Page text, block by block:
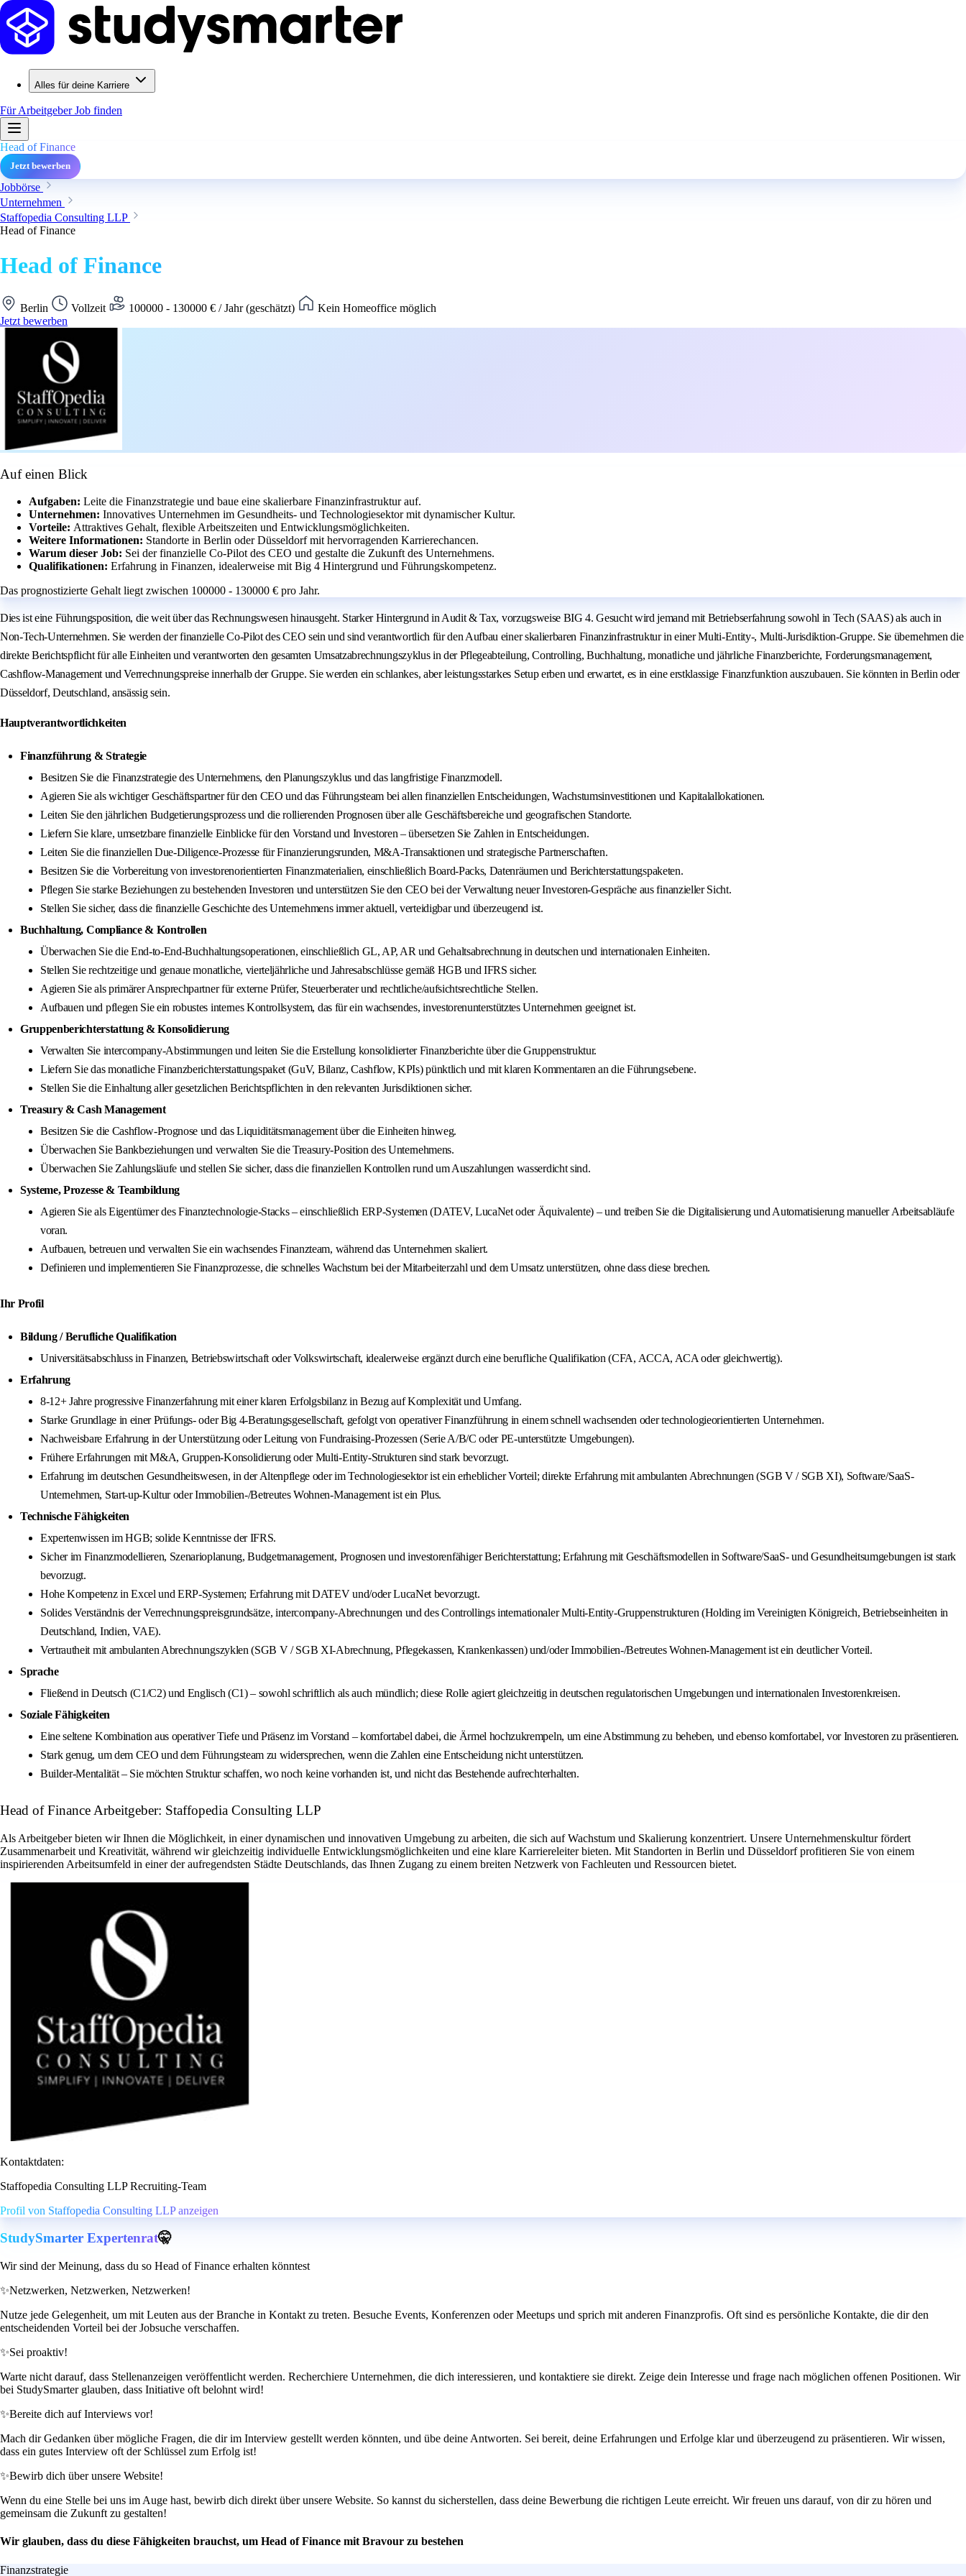
Alles für deine Karriere
Für ArbeitgeberJob finden
Head of Finance
Jetzt bewerben
Jobbörse
Unternehmen
Staffopedia Consulting LLP
Head of Finance
Head of Finance
Berlin Vollzeit 100000 - 130000 € / Jahr (geschätzt)
Kein Homeoffice möglich
Jetzt bewerben
Auf einen Blick
Aufgaben: Leite die Finanzstrategie und baue eine skalierbare Finanzinfrastruktur auf.
Unternehmen: Innovatives Unternehmen im Gesundheits- und Technologiesektor mit dynamischer Kultur.
Vorteile: Attraktives Gehalt, flexible Arbeitszeiten und Entwicklungsmöglichkeiten.
Weitere Informationen: Standorte in Berlin oder Düsseldorf mit hervorragenden Karrierechancen.
Warum dieser Job: Sei der finanzielle Co-Pilot des CEO und gestalte die Zukunft des Unternehmens.
Qualifikationen: Erfahrung in Finanzen, idealerweise mit Big 4 Hintergrund und Führungskompetenz.
Das prognostizierte Gehalt liegt zwischen 100000 - 130000 € pro Jahr.
Dies ist eine Führungsposition, die weit über das Rechnungswesen hinausgeht. Starker Hintergrund in Audit & Tax, vorzugsweise BIG 4. Gesucht wird jemand mit Betriebserfahrung sowohl in Tech (SAAS) als auch in
Non-Tech-Unternehmen. Sie werden der finanzielle Co-Pilot des CEO sein und sind verantwortlich für den Aufbau einer skalierbaren Finanzinfrastruktur in einer Multi-Entity-, Multi-Jurisdiktion-Gruppe. Sie übernehmen die
direkte Berichtspflicht für alle Einheiten und verantworten den gesamten Umsatzabrechnungszyklus in der Pflegeabteilung, Controlling, Buchhaltung, monatliche und jährliche Finanzberichte, Forderungsmanagement,
Cashflow-Management und Verrechnungspreise innerhalb der Gruppe. Sie werden ein schlankes, aber leistungsstarkes Setup erben und erwartet, es in eine erstklassige Finanzfunktion auszubauen. Sie könnten in Berlin oder
Düsseldorf, Deutschland, ansässig sein.
Hauptverantwortlichkeiten
Finanzführung & Strategie
Besitzen Sie die Finanzstrategie des Unternehmens, den Planungszyklus und das langfristige Finanzmodell.
Agieren Sie als wichtiger Geschäftspartner für den CEO und das Führungsteam bei allen finanziellen Entscheidungen, Wachstumsinvestitionen und Kapitalallokationen.
Leiten Sie den jährlichen Budgetierungsprozess und die rollierenden Prognosen über alle Geschäftsbereiche und geografischen Standorte.
Liefern Sie klare, umsetzbare finanzielle Einblicke für den Vorstand und Investoren – übersetzen Sie Zahlen in Entscheidungen.
Leiten Sie die finanziellen Due-Diligence-Prozesse für Finanzierungsrunden, M&A-Transaktionen und strategische Partnerschaften.
Besitzen Sie die Vorbereitung von investorenorientierten Finanzmaterialien, einschließlich Board-Packs, Datenräumen und Berichterstattungspaketen.
Pflegen Sie starke Beziehungen zu bestehenden Investoren und unterstützen Sie den CEO bei der Verwaltung neuer Investoren-Gespräche aus finanzieller Sicht.
Stellen Sie sicher, dass die finanzielle Geschichte des Unternehmens immer aktuell, verteidigbar und überzeugend ist.
Buchhaltung, Compliance & Kontrollen
Überwachen Sie die End-to-End-Buchhaltungsoperationen, einschließlich GL, AP, AR und Gehaltsabrechnung in deutschen und internationalen Einheiten.
Stellen Sie rechtzeitige und genaue monatliche, vierteljährliche und Jahresabschlüsse gemäß HGB und IFRS sicher.
Agieren Sie als primärer Ansprechpartner für externe Prüfer, Steuerberater und rechtliche/aufsichtsrechtliche Stellen.
Aufbauen und pflegen Sie ein robustes internes Kontrollsystem, das für ein wachsendes, investorenunterstütztes Unternehmen geeignet ist.
Gruppenberichterstattung & Konsolidierung
Verwalten Sie intercompany-Abstimmungen und leiten Sie die Erstellung konsolidierter Finanzberichte über die Gruppenstruktur.
Liefern Sie das monatliche Finanzberichterstattungspaket (GuV, Bilanz, Cashflow, KPIs) pünktlich und mit klaren Kommentaren an die Führungsebene.
Stellen Sie die Einhaltung aller gesetzlichen Berichtspflichten in den relevanten Jurisdiktionen sicher.
Treasury & Cash Management
Besitzen Sie die Cashflow-Prognose und das Liquiditätsmanagement über die Einheiten hinweg.
Überwachen Sie Bankbeziehungen und verwalten Sie die Treasury-Position des Unternehmens.
Überwachen Sie Zahlungsläufe und stellen Sie sicher, dass die finanziellen Kontrollen rund um Auszahlungen wasserdicht sind.
Systeme, Prozesse & Teambildung
Agieren Sie als Eigentümer des Finanztechnologie-Stacks – einschließlich ERP-Systemen (DATEV, LucaNet oder Äquivalente) – und treiben Sie die Digitalisierung und Automatisierung manueller Arbeitsabläufe
voran.
Aufbauen, betreuen und verwalten Sie ein wachsendes Finanzteam, während das Unternehmen skaliert.
Definieren und implementieren Sie Finanzprozesse, die schnelles Wachstum bei der Mitarbeiterzahl und dem Umsatz unterstützen, ohne dass diese brechen.
Ihr Profil
Bildung / Berufliche Qualifikation
Universitätsabschluss in Finanzen, Betriebswirtschaft oder Volkswirtschaft, idealerweise ergänzt durch eine berufliche Qualifikation (CFA, ACCA, ACA oder gleichwertig).
Erfahrung
8-12+ Jahre progressive Finanzerfahrung mit einer klaren Erfolgsbilanz in Bezug auf Komplexität und Umfang.
Starke Grundlage in einer Prüfungs- oder Big 4-Beratungsgesellschaft, gefolgt von operativer Finanzführung in einem schnell wachsenden oder technologieorientierten Unternehmen.
Nachweisbare Erfahrung in der Unterstützung oder Leitung von Fundraising-Prozessen (Serie A/B/C oder PE-unterstützte Umgebungen).
Frühere Erfahrungen mit M&A, Gruppen-Konsolidierung oder Multi-Entity-Strukturen sind stark bevorzugt.
Erfahrung im deutschen Gesundheitswesen, in der Altenpflege oder im Technologiesektor ist ein erheblicher Vorteil; direkte Erfahrung mit ambulanten Abrechnungen (SGB V / SGB XI), Software/SaaS-
Unternehmen, Start-up-Kultur oder Immobilien-/Betreutes Wohnen-Management ist ein Plus.
Technische Fähigkeiten
Expertenwissen im HGB; solide Kenntnisse der IFRS.
Sicher im Finanzmodellieren, Szenarioplanung, Budgetmanagement, Prognosen und investorenfähiger Berichterstattung; Erfahrung mit Geschäftsmodellen in Software/SaaS- und Gesundheitsumgebungen ist stark
bevorzugt.
Hohe Kompetenz in Excel und ERP-Systemen; Erfahrung mit DATEV und/oder LucaNet bevorzugt.
Solides Verständnis der Verrechnungspreisgrundsätze, intercompany-Abrechnungen und des Controllings internationaler Multi-Entity-Gruppenstrukturen (Holding im Vereinigten Königreich, Betriebseinheiten in
Deutschland, Indien, VAE).
Vertrautheit mit ambulanten Abrechnungszyklen (SGB V / SGB XI-Abrechnung, Pflegekassen, Krankenkassen) und/oder Immobilien-/Betreutes Wohnen-Management ist ein deutlicher Vorteil.
Sprache
Fließend in Deutsch (C1/C2) und Englisch (C1) – sowohl schriftlich als auch mündlich; diese Rolle agiert gleichzeitig in deutschen regulatorischen Umgebungen und internationalen Investorenkreisen.
Soziale Fähigkeiten
Eine seltene Kombination aus operativer Tiefe und Präsenz im Vorstand – komfortabel dabei, die Ärmel hochzukrempeln, um eine Abstimmung zu beheben, und ebenso komfortabel, vor Investoren zu präsentieren.
Stark genug, um dem CEO und dem Führungsteam zu widersprechen, wenn die Zahlen eine Entscheidung nicht unterstützen.
Builder-Mentalität – Sie möchten Struktur schaffen, wo noch keine vorhanden ist, und nicht das Bestehende aufrechterhalten.
Head of Finance Arbeitgeber: Staffopedia Consulting LLP
Als Arbeitgeber bieten wir Ihnen die Möglichkeit, in einer dynamischen und innovativen Umgebung zu arbeiten, die sich auf Wachstum und Skalierung konzentriert. Unsere Unternehmenskultur fördert
Zusammenarbeit und Kreativität, während wir gleichzeitig individuelle Entwicklungsmöglichkeiten und eine klare Karriereleiter bieten. Mit Standorten in Berlin und Düsseldorf profitieren Sie von einem
inspirierenden Arbeitsumfeld in einer der aufregendsten Städte Deutschlands, das Ihnen Zugang zu einem breiten Netzwerk von Fachleuten und Ressourcen bietet.
Kontaktdaten:
Staffopedia Consulting LLP Recruiting-Team
Profil von Staffopedia Consulting LLP anzeigen
StudySmarter Expertenrat🤫
Wir sind der Meinung, dass du so Head of Finance erhalten könntest
✨Netzwerken, Netzwerken, Netzwerken!
Nutze jede Gelegenheit, um mit Leuten aus der Branche in Kontakt zu treten. Besuche Events, Konferenzen oder Meetups und sprich mit anderen Finanzprofis. Oft sind es persönliche Kontakte, die dir den
entscheidenden Vorteil bei der Jobsuche verschaffen.
✨Sei proaktiv!
Warte nicht darauf, dass Stellenanzeigen veröffentlicht werden. Recherchiere Unternehmen, die dich interessieren, und kontaktiere sie direkt. Zeige dein Interesse und frage nach möglichen offenen Positionen. Wir
bei StudySmarter glauben, dass Initiative oft belohnt wird!
✨Bereite dich auf Interviews vor!
Mach dir Gedanken über mögliche Fragen, die dir im Interview gestellt werden könnten, und übe deine Antworten. Sei bereit, deine Erfahrungen und Erfolge klar und überzeugend zu präsentieren. Wir wissen,
dass ein gutes Interview oft der Schlüssel zum Erfolg ist!
✨Bewirb dich über unsere Website!
Wenn du eine Stelle bei uns im Auge hast, bewirb dich direkt über unsere Website. So kannst du sicherstellen, dass deine Bewerbung die richtigen Leute erreicht. Wir freuen uns darauf, von dir zu hören und
gemeinsam die Zukunft zu gestalten!
Wir glauben, dass du diese Fähigkeiten brauchst, um Head of Finance mit Bravour zu bestehen
Finanzstrategie